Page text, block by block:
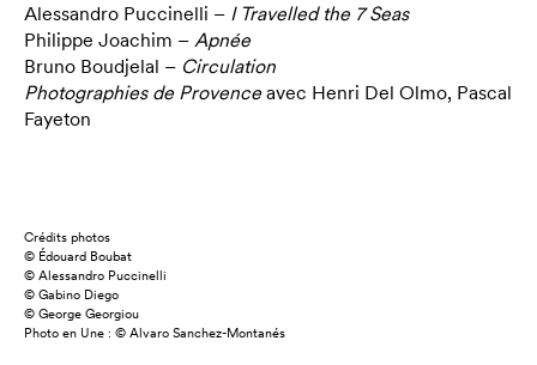
Alessandro Puccinelli – I Travelled the 7 Seas
Philippe Joachim – Apnée
Bruno Boudjelal – Circulation
Photographies de Provence avec Henri Del Olmo, Pascal
Fayeton
Crédits photos
© Édouard Boubat
© Alessandro Puccinelli
© Gabino Diego
© George Georgiou
Photo en Une : © Alvaro Sanchez-Montanés